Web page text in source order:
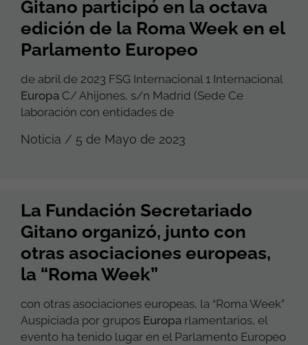
Gitano participó en la octava
edición de la Roma Week en el
Parlamento Europeo
de abril de 2023 FSG Internacional 1 Internacional
Europa C/ Ahijones, s/n Madrid (Sede Ce
laboración con entidades de
Noticia / 5 de Mayo de 2023
La Fundación Secretariado
Gitano organizó, junto con
otras asociaciones europeas,
la “Roma Week”
con otras asociaciones europeas, la “Roma Week”
Auspiciada por grupos Europa rlamentarios, el
evento ha tenido lugar en el Parlamento Europeo